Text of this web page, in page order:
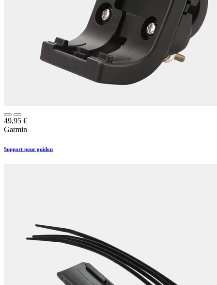
49,95 €
Garmin
Support pour guidon